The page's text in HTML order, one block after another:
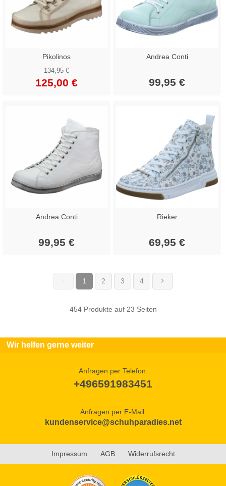
Pikolinos
134,95 €
125,00 €
Andrea Conti
99,95 €
Andrea Conti
99,95 €
Rieker
69,95 €
1 (current)
2 3 4
454 Produkte auf 23 Seiten
Wir helfen gerne weiter
Anfragen per Telefon:
+496591983451
Anfragen per E-Mail:
kundenservice@schuhparadies.net
Impressum AGB Widerrufsrecht